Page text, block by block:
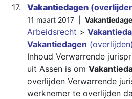
17. Vakantiedagen
11 maart 2017 |
Arbeidsrecht >
Vakantiedagen (overlijden)
Inhoud Verwarrende
uit Assen is om
overlijden Verwarrende
werknemer te overlijden